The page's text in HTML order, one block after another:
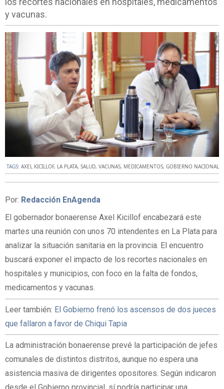
y vacunas.
TAGS: AXEL KICILLOF, LA PLATA, SALUD, VACUNAS, MEDICAMENTOS, GOBIERNO NACIONAL
Por: Redacción EnAgenda
El gobernador bonaerense Axel Kicillof encabezará este
martes una reunión con unos 70 intendentes en La Plata para
analizar la situación sanitaria en la provincia. El encuentro
buscará exponer el impacto de los recortes nacionales en
hospitales y municipios, con foco en la falta de fondos,
medicamentos y vacunas.
Leer también: El Gobierno frenó los ascensos de dos jueces
que fallaron a favor de Chiqui Tapia
La administración bonaerense prevé la participación de jefes
comunales de distintos distritos, aunque no espera una
asistencia masiva de dirigentes opositores. Según indicaron